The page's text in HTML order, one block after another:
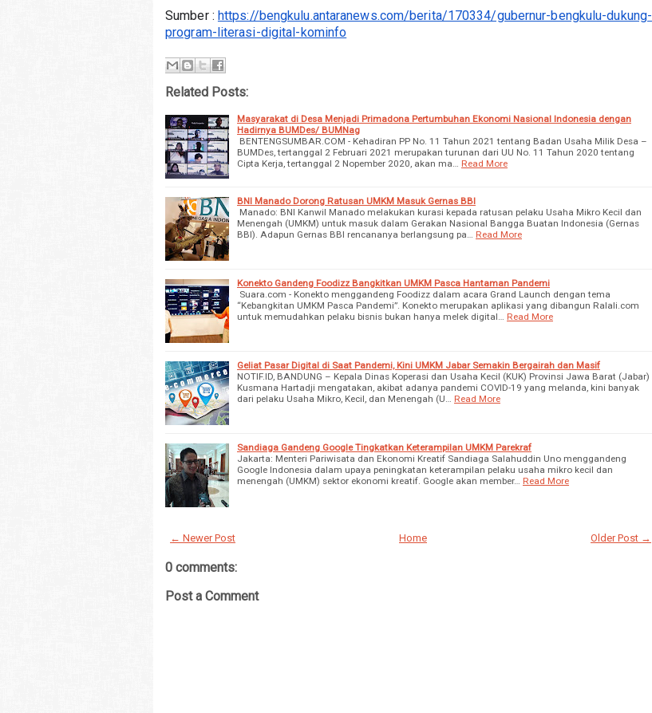
Sumber : https://bengkulu.antaranews.com/berita/170334/gubernur-bengkulu-dukung-
program-literasi-digital-kominfo
Related Posts:
Masyarakat di Desa Menjadi Primadona Pertumbuhan Ekonomi Nasional Indonesia dengan
Hadirnya BUMDes/ BUMNag
BENTENGSUMBAR.COM - Kehadiran PP No. 11 Tahun 2021 tentang Badan Usaha Milik Desa –
BUMDes, tertanggal 2 Februari 2021 merupakan turunan dari UU No. 11 Tahun 2020 tentang
Cipta Kerja, tertanggal 2 Nopember 2020, akan ma…
Read More
BNI Manado Dorong Ratusan UMKM Masuk Gernas BBI
Manado: BNI Kanwil Manado melakukan kurasi kepada ratusan pelaku Usaha Mikro Kecil dan
Menengah (UMKM) untuk masuk dalam Gerakan Nasional Bangga Buatan Indonesia (Gernas
BBI). Adapun Gernas BBI rencananya berlangsung pa…
Read More
Konekto Gandeng Foodizz Bangkitkan UMKM Pasca Hantaman Pandemi
Suara.com - Konekto menggandeng Foodizz dalam acara Grand Launch dengan tema
“Kebangkitan UMKM Pasca Pandemi”. Konekto merupakan aplikasi yang dibangun Ralali.com
untuk memudahkan pelaku bisnis bukan hanya melek digital…
Read More
Geliat Pasar Digital di Saat Pandemi, Kini UMKM Jabar Semakin Bergairah dan Masif
NOTIF.ID, BANDUNG – Kepala Dinas Koperasi dan Usaha Kecil (KUK) Provinsi Jawa Barat (Jabar)
Kusmana Hartadji mengatakan, akibat adanya pandemi COVID-19 yang melanda, kini banyak
dari pelaku Usaha Mikro, Kecil, dan Menengah (U…
Read More
Sandiaga Gandeng Google Tingkatkan Keterampilan UMKM Parekraf
Jakarta: Menteri Pariwisata dan Ekonomi Kreatif Sandiaga Salahuddin Uno menggandeng
Google Indonesia dalam upaya peningkatan keterampilan pelaku usaha mikro kecil dan
menengah (UMKM) sektor ekonomi kreatif. Google akan member…
Read More
← Newer Post Older Post →
Home
0 comments:
Post a Comment